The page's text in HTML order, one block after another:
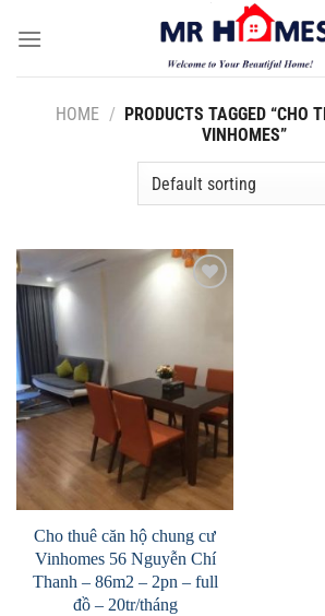
HOME / PRODUCTS TAGGED “CHO
VINHOMES”
Cho thuê căn hộ chung cư
Vinhomes 56 Nguyễn Chí
Thanh – 86m2 – 2pn – full
đồ – 20tr/tháng